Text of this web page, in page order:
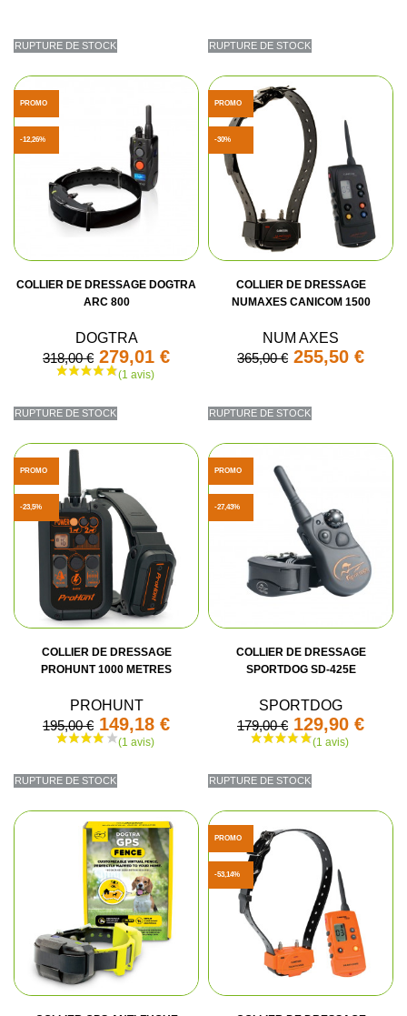
(18 avis)
RUPTURE DE STOCK RUPTURE DE STOCK
COLLIER DE DRESSAGE DOGTRA
ARC 800
DOGTRA
318,00 € 279,01 €
RUPTURE DE STOCK
PROMO
-12,26%
COLLIER DE DRESSAGE
NUMAXES CANICOM 1500
NUM AXES
365,00 € 255,50 €
RUPTURE DE STOCK
PROMO
-30%
COLLIER DE DRESSAGE
PROHUNT 1000 METRES
PROHUNT
195,00 € 149,18 €
RUPTURE DE STOCK
PROMO
-23,5%
COLLIER DE DRESSAGE
SPORTDOG SD-425E
SPORTDOG
179,00 € 129,90 €
RUPTURE DE STOCK
PROMO
-27,43%
PROMO
-53,14%